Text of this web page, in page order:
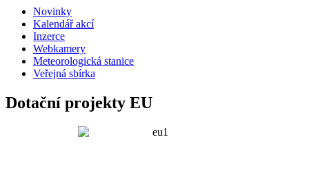
Novinky
Kalendář akcí
Inzerce
Webkamery
Meteorologická stanice
Veřejná sbírka
Dotační projekty EU